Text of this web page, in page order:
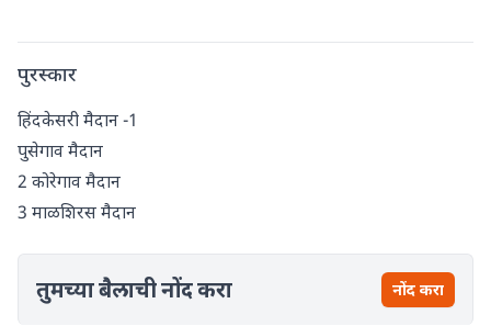
पुरस्कार
हिंदकेसरी मैदान -1
पुसेगाव मैदान
2 कोरेगाव मैदान
3 माळशिरस मैदान
तुमच्या बैलाची नोंद करा नोंद करा